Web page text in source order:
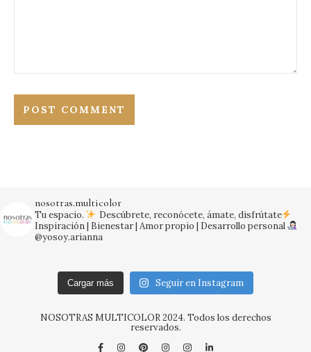
nosotras.multicolor
Tu espacio.
Descúbrete, reconócete, ámate, disfrútate
Inspiración | Bienestar | Amor propio | Desarrollo personal
@yosoy.arianna
Cargar más Seguir en Instagram
NOSOTRAS MULTICOLOR 2024. Todos los derechos
reservados.